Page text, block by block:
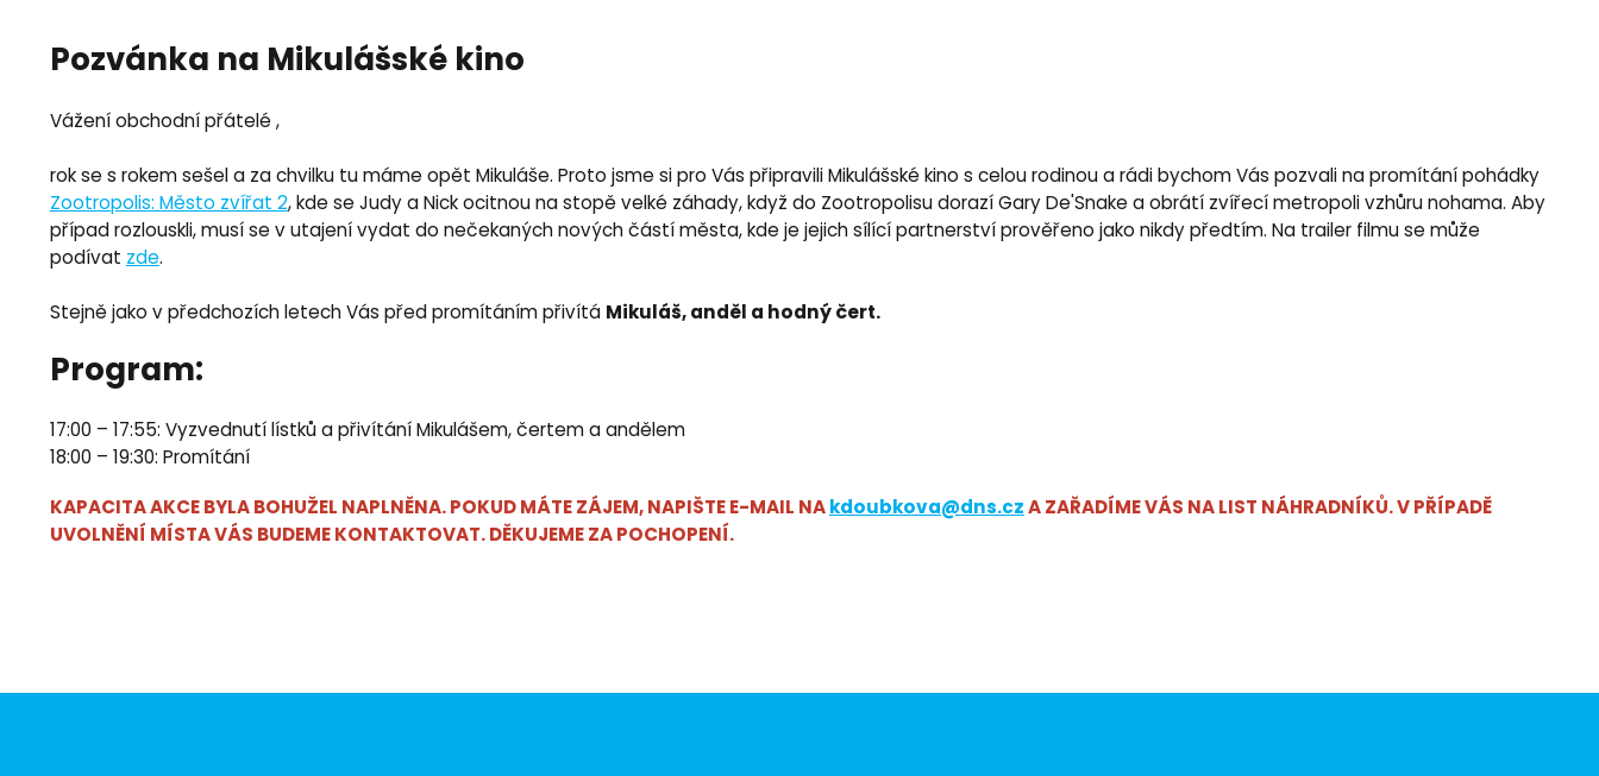
Pozvánka na Mikulášské kino
Vážení obchodní přátelé ,
rok se s rokem sešel a za chvilku tu máme opět Mikuláše. Proto jsme si pro Vás připravili Mikulášské kino s celou rodinou a rádi bychom Vás pozvali na promítání pohádky
Zootropolis: Město zvířat 2, kde se Judy a Nick ocitnou na stopě velké záhady, když do Zootropolisu dorazí Gary De'Snake a obrátí zvířecí metropoli vzhůru nohama. Aby
případ rozlouskli, musí se v utajení vydat do nečekaných nových částí města, kde je jejich sílící partnerství prověřeno jako nikdy předtím. Na trailer filmu se může
podívatzde.
Stejně jako v předchozích letech Vás před promítáním přivítá Mikuláš, anděl a hodný čert.
Program:
17:00 – 17:55: Vyzvednutí lístků a přivítání Mikulášem, čertem a andělem
18:00 – 19:30: Promítání
KAPACITA AKCE BYLA BOHUŽEL NAPLNĚNA. POKUD MÁTE ZÁJEM, NAPIŠTE E-MAIL NAkdoubkova@dns.czA ZAŘADÍME VÁS NA LIST NÁHRADNÍKŮ. V PŘÍPADĚ
UVOLNĚNÍ MÍSTA VÁS BUDEME KONTAKTOVAT. DĚKUJEME ZA POCHOPENÍ.